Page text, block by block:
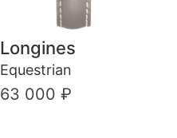
Longines
Equestrian
63 000 ₽